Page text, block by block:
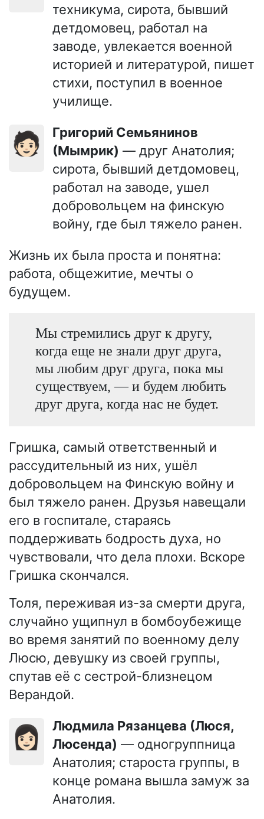
техникума, сирота, бывший
детдомовец, работал на
заводе, увлекается военной
историей и литературой, пишет
стихи, поступил в военное
училище.
🧑🏻
Григорий Семьянинов
(Мымрик) — друг Анатолия;
сирота, бывший детдомовец,
работал на заводе, ушел
добровольцем на финскую
войну, где был тяжело ранен.
Жизнь их была проста и понятна:
работа, общежитие, мечты о
будущем.
Мы стремились друг к другу,
когда еще не знали друг друга,
мы любим друг друга, пока мы
существуем, — и будем любить
друг друга, когда нас не будет.
Гришка, самый ответственный и
рассудительный из них, ушёл
добровольцем на Финскую войну и
был тяжело ранен. Друзья навещали
его в госпитале, стараясь
поддерживать бодрость духа, но
чувствовали, что дела плохи. Вскоре
Гришка скончался.
Толя, переживая из-за смерти друга,
случайно ущипнул в бомбоубежище
во время занятий по военному делу
Люсю, девушку из своей группы,
спутав её с сестрой-близнецом
Верандой.
👩🏻
Людмила Рязанцева (Люся,
Люсенда) — одногруппница
Анатолия; староста группы, в
конце романа вышла замуж за
Анатолия.